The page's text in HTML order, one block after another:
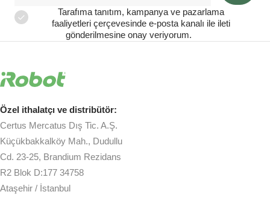
Tarafıma tanıtım, kampanya ve pazarlama
faaliyetleri çerçevesinde e-posta kanalı ile ileti
gönderilmesine onay veriyorum.
Özel ithalatçı ve distribütör:
Certus Mercatus Dış Tic. A.Ş.
Küçükbakkalköy Mah., Dudullu
Cd. 23-25, Brandium Rezidans
R2 Blok D:177 34758
Ataşehir / İstanbul